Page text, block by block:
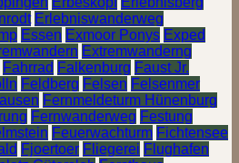
Erlebniswanderweg
Essen Exmoor Ponys Exped
Extremwanderng
Fahrrad Falkenburg Faust Jr.
Feldberg Felsen Felsenmer
Fernmeldeturm Hünenburg
Fernwanderweg Festung
Feuerwachturm Fichtensee
Fjoertoer Fliegerei Flughafen